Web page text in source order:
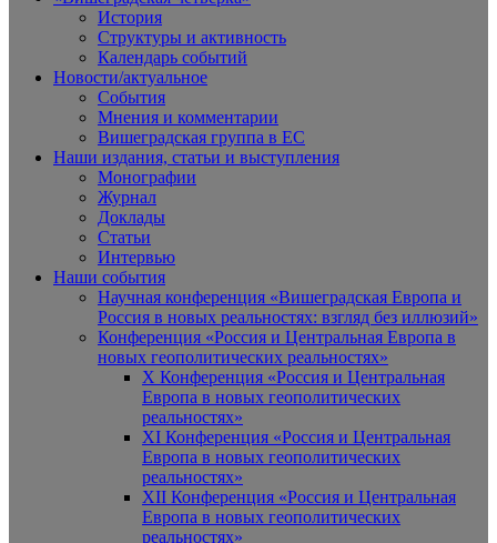
История
Структуры и активность
Календарь событий
Новости/актуальное
События
Мнения и комментарии
Вишеградская группа в ЕС
Наши издания, статьи и выступления
Монографии
Журнал
Доклады
Статьи
Интервью
Наши события
Научная конференция «Вишеградская Европа и
Россия в новых реальностях: взгляд без иллюзий»
Конференция «Россия и Центральная Европа в
новых геополитических реальностях»
X Конференция «Россия и Центральная
Европа в новых геополитических
реальностях»
XI Конференция «Россия и Центральная
Европа в новых геополитических
реальностях»
XII Конференция «Россия и Центральная
Европа в новых геополитических
реальностях»